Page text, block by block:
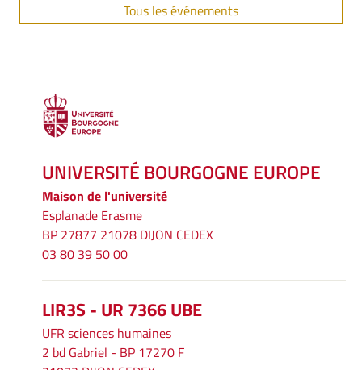
Tous les événements
UNIVERSITÉ BOURGOGNE EUROPE
Maison de l'université
Esplanade Erasme
BP 27877 21078 DIJON CEDEX
03 80 39 50 00
LIR3S - UR 7366 UBE
UFR sciences humaines
2 bd Gabriel - BP 17270 F